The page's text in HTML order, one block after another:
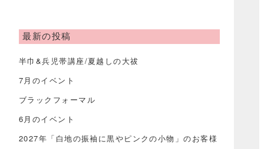
最新の投稿
半巾&兵児帯講座/夏越しの大祓
7月のイベント
ブラックフォーマル
6月のイベント
2027年「白地の振袖に黒やピンクの小物」のお客様